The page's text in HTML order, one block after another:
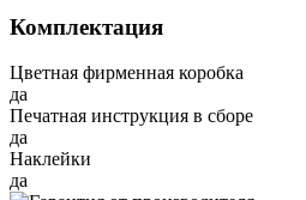
Комплектация
Цветная фирменная коробка
да
Печатная инструкция в сборе
да
Наклейки
да